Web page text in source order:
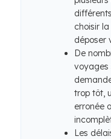
choisir
déposer
De
voyages
trop tôt,
erronée
Les